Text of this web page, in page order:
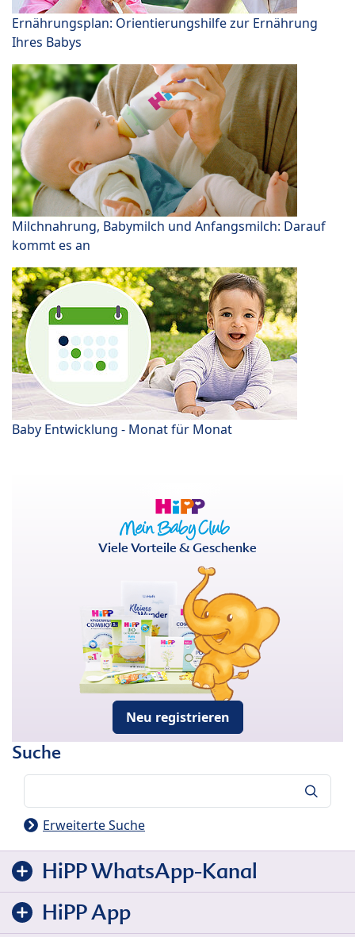
Ernährungsplan: Orientierungshilfe zur Ernährung
Ihres Babys
Milchnahrung, Babymilch und Anfangsmilch: Darauf
kommt es an
Baby Entwicklung - Monat für Monat
Viele Vorteile & Geschenke
Neu registrieren
Suche
Erweiterte Suche
HiPP WhatsApp-Kanal
HiPP App